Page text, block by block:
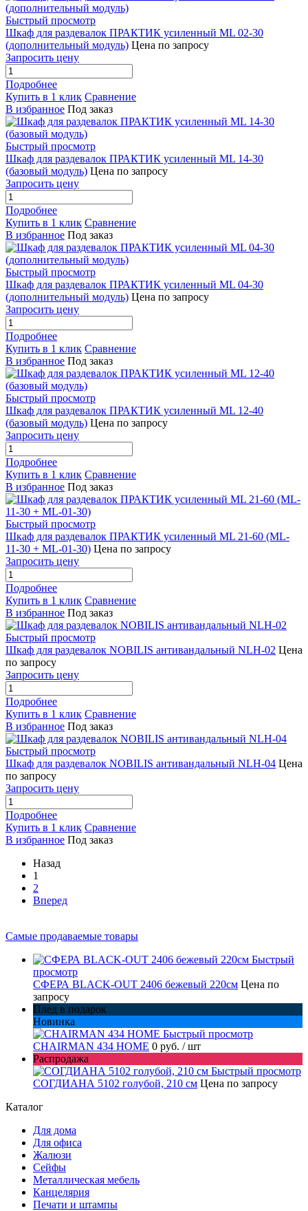
Быстрый просмотр
Шкаф для раздевалок ПРАКТИК усиленный ML 02-30
(дополнительный модуль) Цена по запросу
Запросить цену
Подробнее
Купить в 1 клик Сравнение
В избранное Под заказ
Быстрый просмотр
Шкаф для раздевалок ПРАКТИК усиленный ML 14-30
(базовый модуль) Цена по запросу
Запросить цену
Подробнее
Купить в 1 клик Сравнение
В избранное Под заказ
Быстрый просмотр
Шкаф для раздевалок ПРАКТИК усиленный ML 04-30
(дополнительный модуль) Цена по запросу
Запросить цену
Подробнее
Купить в 1 клик Сравнение
В избранное Под заказ
Быстрый просмотр
Шкаф для раздевалок ПРАКТИК усиленный ML 12-40
(базовый модуль) Цена по запросу
Запросить цену
Подробнее
Купить в 1 клик Сравнение
В избранное Под заказ
Быстрый просмотр
Шкаф для раздевалок ПРАКТИК усиленный ML 21-60 (ML-
11-30 + ML-01-30) Цена по запросу
Запросить цену
Подробнее
Купить в 1 клик Сравнение
В избранное Под заказ
Быстрый просмотр
Шкаф для раздевалок NOBILIS антивандальный NLH-02 Цена
по запросу
Запросить цену
Подробнее
Купить в 1 клик Сравнение
В избранное Под заказ
Быстрый просмотр
Шкаф для раздевалок NOBILIS антивандальный NLH-04 Цена
по запросу
Запросить цену
Подробнее
Купить в 1 клик Сравнение
В избранное Под заказ
Назад
1
2
Вперед
Самые продаваемые товары
Быстрый
просмотр
СФЕРА BLACK-OUT 2406 бежевый 220см Цена по
запросу
Плед в подарок
Новинка
Быстрый просмотр
CHAIRMAN 434 HOME 0 руб. / шт
Распродажа
Быстрый просмотр
СОГДИАНА 5102 голубой, 210 см Цена по запросу
Каталог
Для дома
Для офиса
Жалюзи
Сейфы
Металлическая мебель
Канцелярия
Печати и штампы